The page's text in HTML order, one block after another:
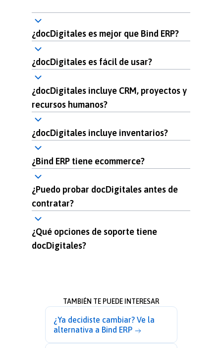
¿docDigitales es mejor que Bind ERP?
¿docDigitales es fácil de usar?
¿docDigitales incluye CRM, proyectos y
recursos humanos?
¿docDigitales incluye inventarios?
¿Bind ERP tiene ecommerce?
¿Puedo probar docDigitales antes de
contratar?
¿Qué opciones de soporte tiene
docDigitales?
TAMBIÉN TE PUEDE INTERESAR
¿Ya decidiste cambiar? Ve la
alternativa a Bind ERP